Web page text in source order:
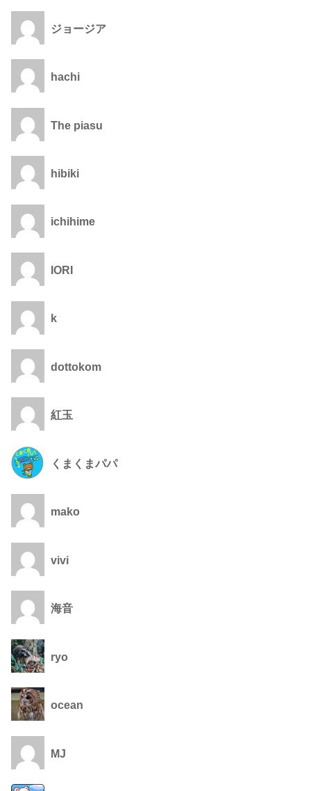
ジョージア
hachi
The piasu
hibiki
ichihime
IORI
k
dottokom
紅玉
くまくまパパ
mako
vivi
海音
ryo
ocean
MJ